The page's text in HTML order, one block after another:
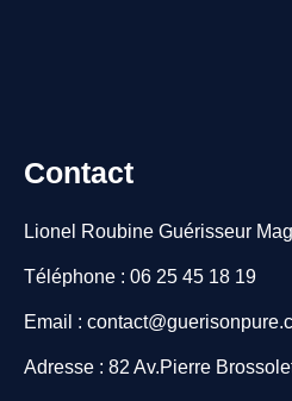
Contact
Lionel Roubine Guérisseur
Téléphone : 06 25 45 18 19
Email :
Adresse : 82 Av.Pierre